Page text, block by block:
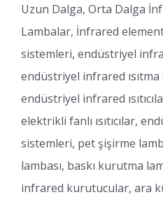
Uzun Dalga, Orta Dalga
Lambalar, İnfrared
sistemleri, endüstriyel
endüstriyel infrared
endüstriyel infrared
elektrikli fanlı ısıtıcılar,
sistemleri, pet şişirme
lambası, baskı kurutma
infrared kurutucular, ara